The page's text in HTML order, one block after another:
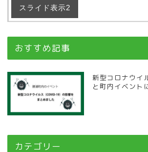
スライド表示2
おすすめ記事
新型コロナウイ
と町内イベント
カテゴリー